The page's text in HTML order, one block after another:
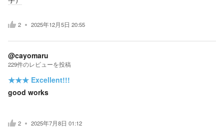
2 2025年12月5日 20:55
@cayomaru
229件のレビューを投稿
★★★ Excellent!!!
good works
2 2025年7月8日 01:12